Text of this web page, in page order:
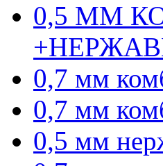
0,5 ММ
0,7 мм
0,7 мм
0,5 мм